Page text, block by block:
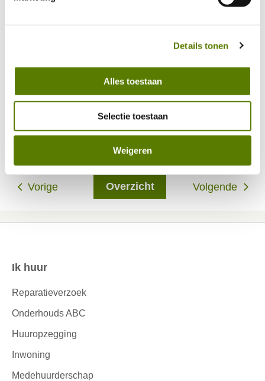
persoonsgegevens omgaan.
Details tonen
Alles toestaan
Selectie toestaan
Weigeren
Volgende
Overzicht
Vorige
Contactinformatie
Ik huur
Reparatieverzoek
Onderhouds ABC
Huuropzegging
Inwoning
Medehuurderschap